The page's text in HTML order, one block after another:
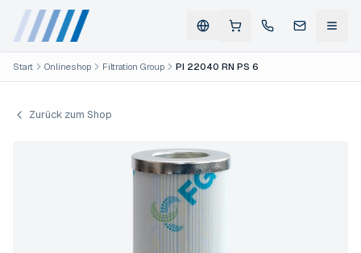
Start Onlineshop Filtration Group PI 22040 RN PS 6
Zurück zum Shop